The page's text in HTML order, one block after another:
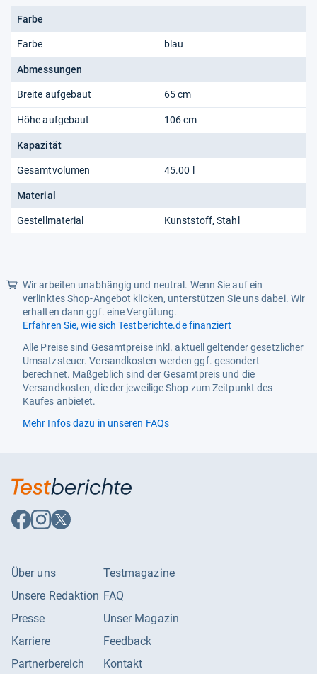
Farbe
Farbe blau
Abmessungen
Breite aufgebaut 65 cm
Höhe aufgebaut 106 cm
Kapazität
Gesamtvolumen 45.00 l
Material
Gestellmaterial Kunststoff, Stahl
Wir arbeiten unabhängig und neutral. Wenn Sie auf ein
verlinktes Shop-Angebot klicken, unterstützen Sie uns dabei. Wir
erhalten dann ggf. eine Vergütung.
Erfahren Sie, wie sich Testberichte.de finanziert
Alle Preise sind Gesamtpreise inkl. aktuell geltender gesetzlicher
Umsatzsteuer. Versandkosten werden ggf. gesondert
berechnet. Maßgeblich sind der Gesamtpreis und die
Versandkosten, die der jeweilige Shop zum Zeitpunkt des
Kaufes anbietet.
Mehr Infos dazu in unseren FAQs
Auf
Facebook
Auf
Instagram
Auf
X
Über uns
Unsere Redaktion
Presse
Karriere
Partnerbereich
Testmagazine
FAQ
Unser Magazin
Feedback
Kontakt